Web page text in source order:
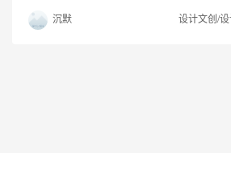
质和设计感;它揭示了生活的纯洁与纯洁
沉默 设计文创/